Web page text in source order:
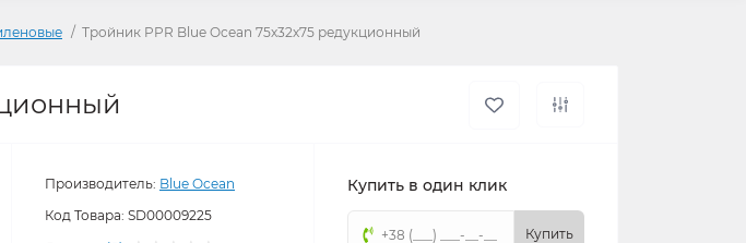
Тройник PPR Blue Ocean 75х32х75 редукционный
Производитель: Blue Ocean
Код Товара: SD00009225
Купить в один клик
Купить